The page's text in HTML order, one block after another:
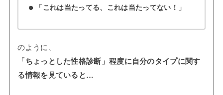
「これは当たってる、これは当たってない！」
のように、
「ちょっとした性格診断」程度に自分のタイプに関す
る情報を見ていると…